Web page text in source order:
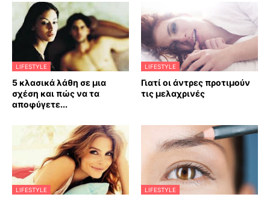
LIFESTYLE
5 κλασικά λάθη σε μια
σχέση και πώς να τα
αποφύγετε...
LIFESTYLE
Γιατί οι άντρες προτιμούν
τις μελαχρινές
LIFESTYLE LIFESTYLE